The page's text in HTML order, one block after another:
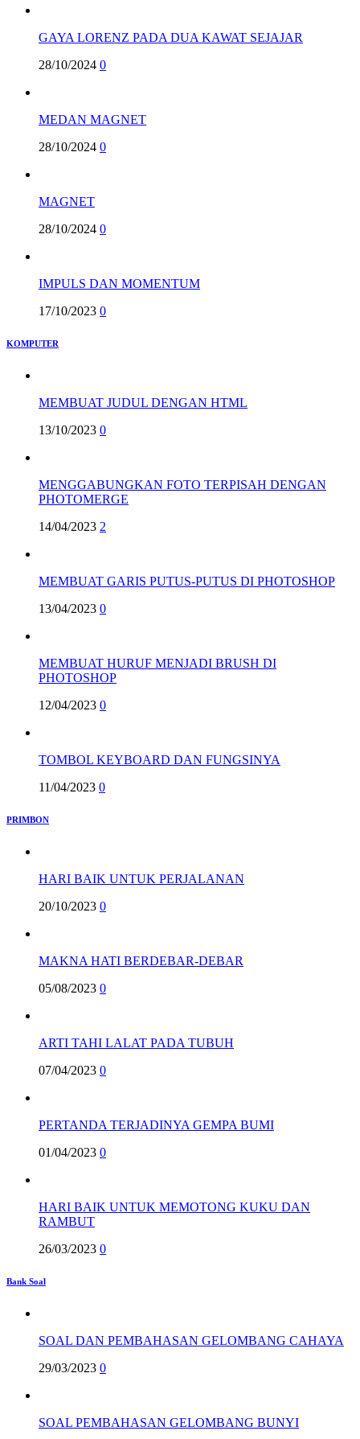
GAYA LORENZ PADA DUA KAWAT SEJAJAR
28/10/2024 0
MEDAN MAGNET
28/10/2024 0
MAGNET
28/10/2024 0
IMPULS DAN MOMENTUM
17/10/2023 0
KOMPUTER
MEMBUAT JUDUL DENGAN HTML
13/10/2023 0
MENGGABUNGKAN FOTO TERPISAH DENGAN
PHOTOMERGE
14/04/2023 2
MEMBUAT GARIS PUTUS-PUTUS DI PHOTOSHOP
13/04/2023 0
MEMBUAT HURUF MENJADI BRUSH DI
PHOTOSHOP
12/04/2023 0
TOMBOL KEYBOARD DAN FUNGSINYA
11/04/2023 0
PRIMBON
HARI BAIK UNTUK PERJALANAN
20/10/2023 0
MAKNA HATI BERDEBAR-DEBAR
05/08/2023 0
ARTI TAHI LALAT PADA TUBUH
07/04/2023 0
PERTANDA TERJADINYA GEMPA BUMI
01/04/2023 0
HARI BAIK UNTUK MEMOTONG KUKU DAN
RAMBUT
26/03/2023 0
Bank Soal
SOAL DAN PEMBAHASAN GELOMBANG CAHAYA
29/03/2023 0
SOAL PEMBAHASAN GELOMBANG BUNYI